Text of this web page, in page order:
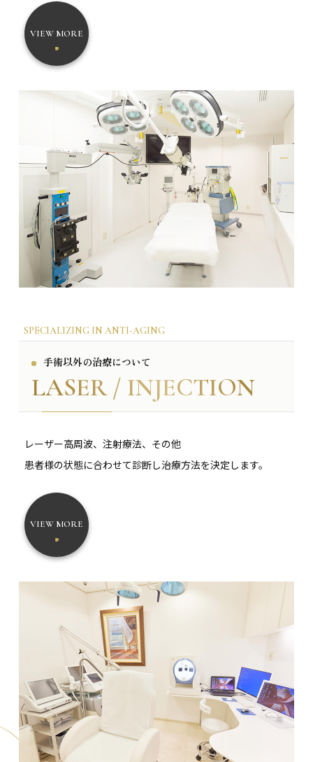
VIEW MORE
手術以外の治療について
LASER / INJECTION
SPECIALIZING IN ANTI-AGING
レーザー高周波、注射療法、その他
患者様の状態に合わせて診断し治療方法を決定します。
VIEW MORE